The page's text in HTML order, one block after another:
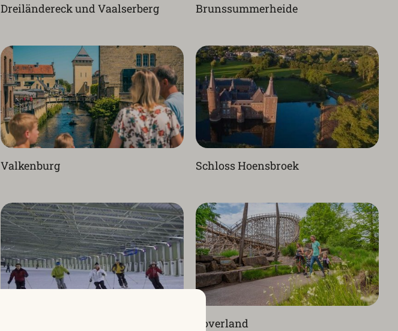
Dreiländereck und Vaalserberg Brunssummerheide
Valkenburg Schloss Hoensbroek
Toverland